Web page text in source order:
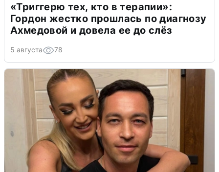
«Триггерю тех, кто в терапии»:
Гордон жестко прошлась по диагнозу
Ахмедовой и довела ее до слёз
5 августа 78